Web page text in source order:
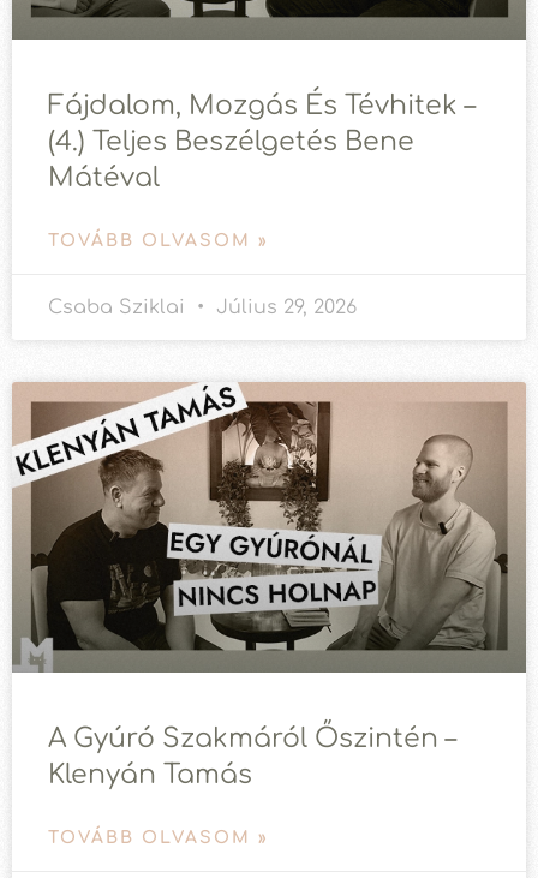
Fájdalom, Mozgás És Tévhitek –
(4.) Teljes Beszélgetés Bene
Mátéval
TOVÁBB OLVASOM »
Csaba Sziklai Július 29, 2026
A Gyúró Szakmáról Őszintén –
Klenyán Tamás
TOVÁBB OLVASOM »